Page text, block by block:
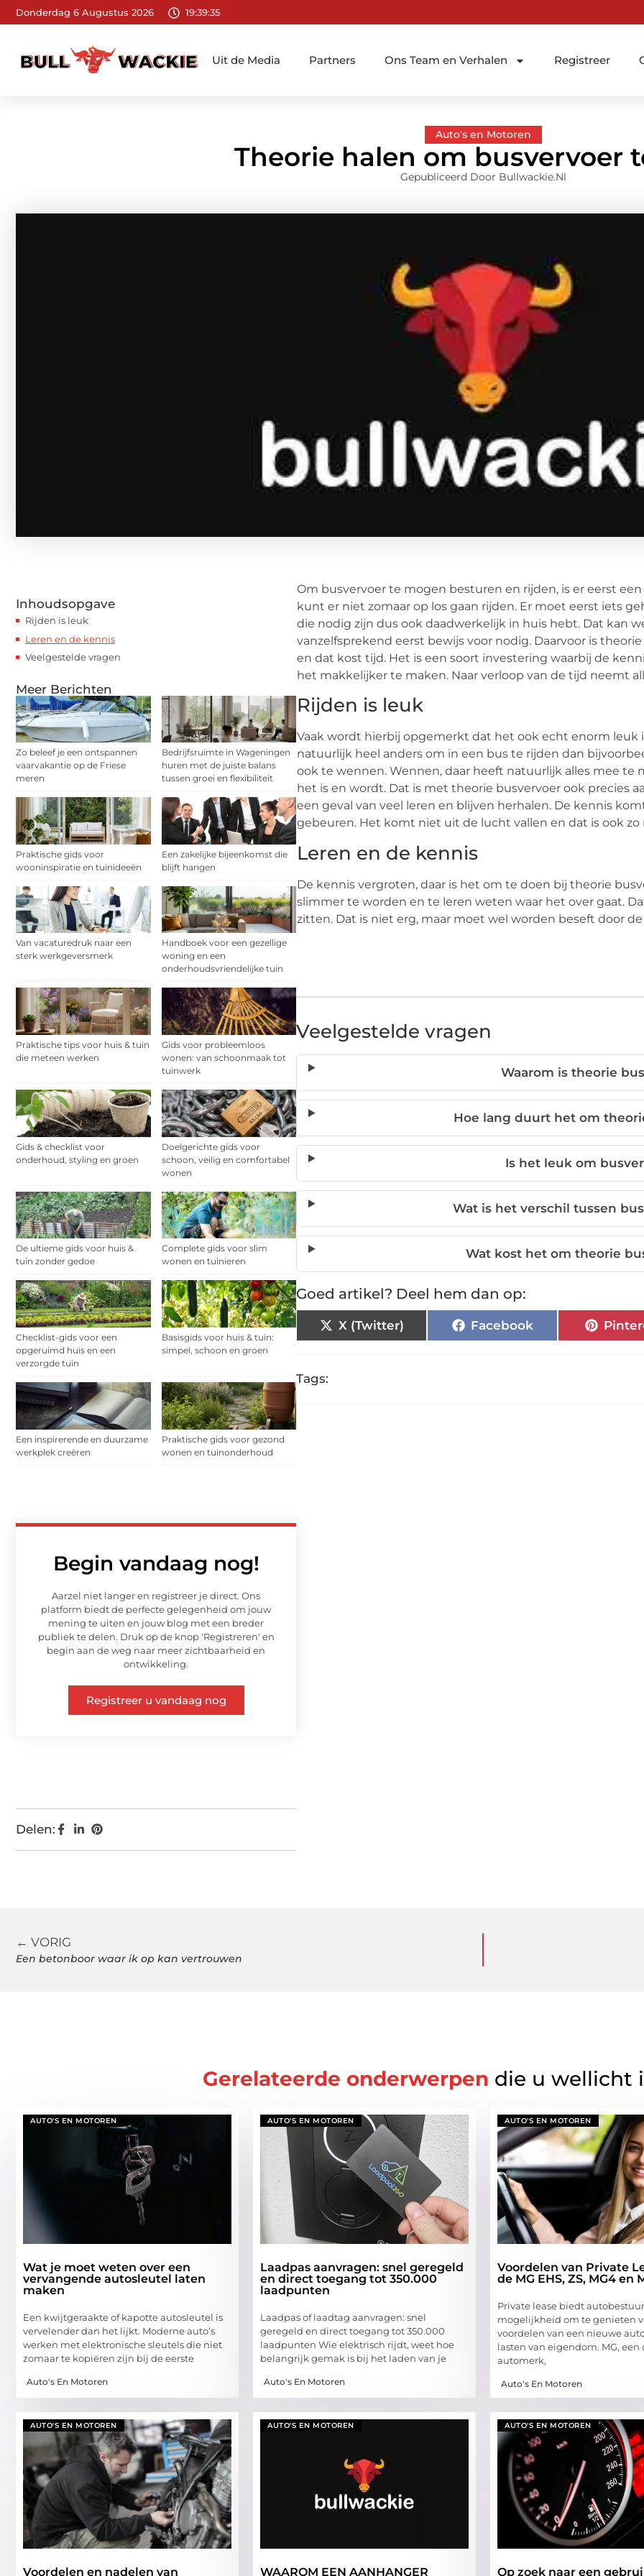
Donderdag 6 Augustus 2026 19:39:36
Uit de Media Partners Ons Team en Verhalen Registreer
Auto's en Motoren
Theorie halen om busvervoer
Gepubliceerd Door Bullwackie.nl
Inhoudsopgave
Rijden is leuk
Leren en de kennis
Veelgestelde vragen
Meer Berichten
Zo beleef je een ontspannen
vaarvakantie op de Friese
meren
Bedrijfsruimte in Wageningen
huren met de juiste balans
tussen groei en flexibiliteit
Praktische gids voor
wooninspiratie en tuinideeën
Een zakelijke bijeenkomst die
blijft hangen
Van vacaturedruk naar een
sterk werkgeversmerk
Handboek voor een gezellige
woning en een
onderhoudsvriendelijke tuin
Praktische tips voor huis & tuin
die meteen werken
Gids voor probleemloos
wonen: van schoonmaak tot
tuinwerk
Gids & checklist voor
onderhoud, styling en groen
Doelgerichte gids voor
schoon, veilig en comfortabel
wonen
De ultieme gids voor huis &
tuin zonder gedoe
Complete gids voor slim
wonen en tuinieren
Checklist-gids voor een
opgeruimd huis en een
verzorgde tuin
Basisgids voor huis & tuin:
simpel, schoon en groen
Een inspirerende en duurzame
werkplek creëren
Praktische gids voor gezond
wonen en tuinonderhoud
Begin vandaag nog!
Aarzel niet langer en registreer je direct. Ons
platform biedt de perfecte gelegenheid om jouw
mening te uiten en jouw blog met een breder
publiek te delen. Druk op de knop 'Registreren' en
begin aan de weg naar meer zichtbaarheid en
ontwikkeling.
Registreer u vandaag nog
Delen:
Om busvervoer te mogen besturen en rijden, is er eerst een
kunt er niet zomaar op los gaan rijden. Er moet eerst iets
die nodig zijn dus ook daadwerkelijk in huis hebt. Dat kan
vanzelfsprekend eerst bewijs voor nodig. Daarvoor is
en dat kost tijd. Het is een soort investering waarbij de
het makkelijker te maken. Naar verloop van de tijd neemt
Rijden is leuk
Vaak wordt hierbij opgemerkt dat het ook echt enorm leuk
natuurlijk heel anders om in een bus te rijden dan
ook te wennen. Wennen, daar heeft natuurlijk alles mee te
het is en wordt. Dat is met theorie busvervoer ook precies
een geval van veel leren en blijven herhalen. De kennis
gebeuren. Het komt niet uit de lucht vallen en dat is ook
Leren en de kennis
De kennis vergroten, daar is het om te doen bij theorie
slimmer te worden en te leren weten waar het over gaat.
zitten. Dat is niet erg, maar moet wel worden beseft door
Veelgestelde vragen
Waarom is theorie
Hoe lang duurt het om
Is het leuk om
Wat is het verschil tussen
Wat kost het om theorie
Goed artikel? Deel hem dan op:
X (Twitter) Facebook
Tags:
← VORIG
Een betonboor waar ik op kan vertrouwen
Gerelateerde onderwerpen die u wellicht
AUTO'S EN MOTOREN
Wat je moet weten over een
vervangende autosleutel laten
maken
Een kwijtgeraakte of kapotte autosleutel is
vervelender dan het lijkt. Moderne auto’s
werken met elektronische sleutels die niet
zomaar te kopiëren zijn bij de eerste
Auto's En Motoren
AUTO'S EN MOTOREN
Laadpas aanvragen: snel geregeld
en direct toegang tot 350.000
laadpunten
Laadpas of laadtag aanvragen: snel
geregeld en direct toegang tot 350.000
laadpunten Wie elektrisch rijdt, weet hoe
belangrijk gemak is bij het laden van je
Auto's En Motoren
AUTO'S EN MOTOREN
Voordelen van Private
de MG EHS, ZS, MG4 en
Private lease biedt
mogelijkheid om te genieten
voordelen van een nieuwe
lasten van eigendom. MG,
automerk,
Auto's En Motoren
AUTO'S EN MOTOREN
Voordelen en nadelen van
AUTO'S EN MOTOREN
WAAROM EEN AANHANGER
AUTO'S EN MOTOREN
Op zoek naar een